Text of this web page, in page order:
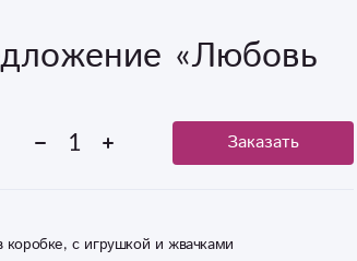
«Любовь
Заказать
с игрушкой и жвачками